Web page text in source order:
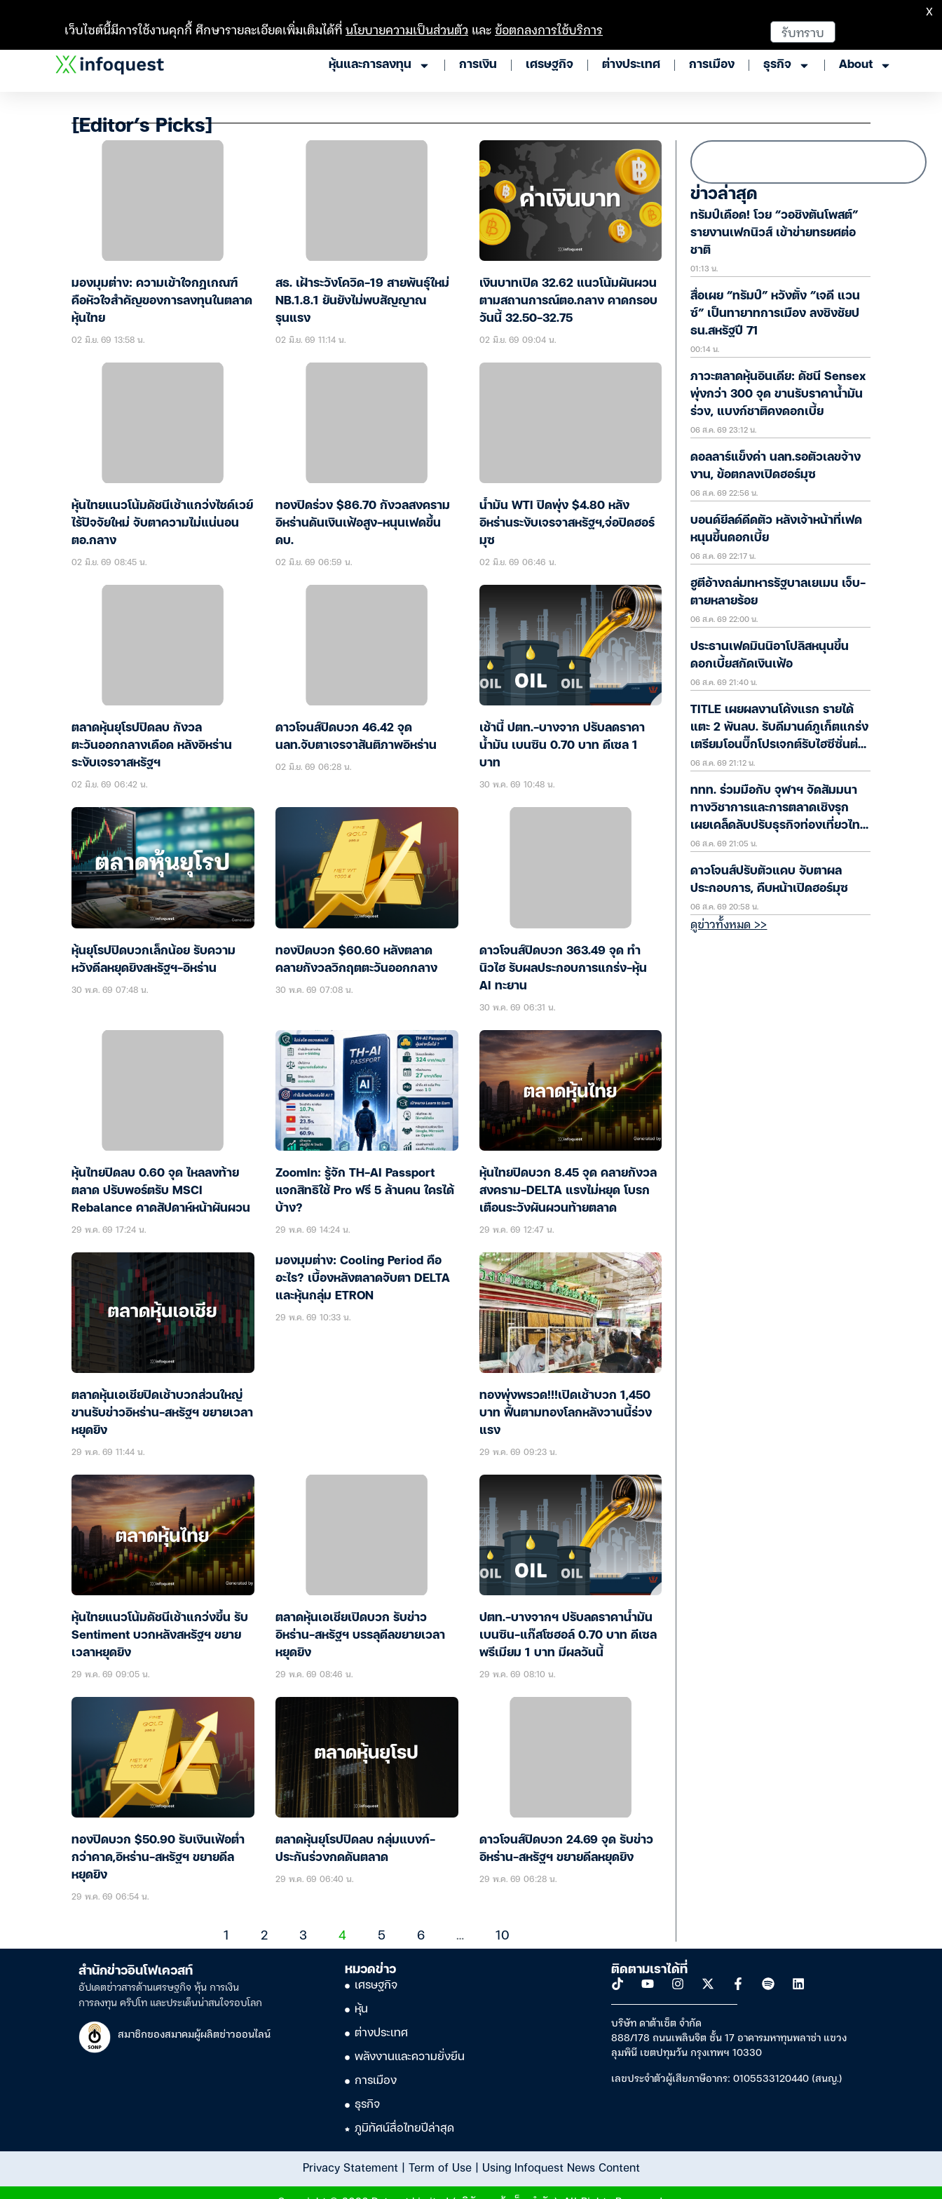
หุ้นและการลงทุน การเงิน เศรษฐกิจ ต่างประเทศ การเมือง ธุรกิจ About
[Editor’s Picks]
มองมุมต่าง: ความเข้าใจกฎเกณฑ์
คือหัวใจสำคัญของการลงทุนในตลาด
หุ้นไทย
02 มิ.ย. 69 13:58 น.
สธ. เฝ้าระวังโควิด-19 สายพันธุ์ใหม่
NB.1.8.1 ยันยังไม่พบสัญญาณ
รุนแรง
02 มิ.ย. 69 11:14 น.
เงินบาทเปิด 32.62 แนวโน้มผันผวน
ตามสถานการณ์ตอ.กลาง คาดกรอบ
วันนี้ 32.50-32.75
02 มิ.ย. 69 09:04 น.
หุ้นไทยแนวโน้มดัชนีเช้าแกว่งไซด์เวย์
ไร้ปัจจัยใหม่ จับตาความไม่แน่นอน
ตอ.กลาง
02 มิ.ย. 69 08:45 น.
ทองปิดร่วง $86.70 กังวลสงคราม
อิหร่านดันเงินเฟ้อสูง-หนุนเฟดขึ้น
ดบ.
02 มิ.ย. 69 06:59 น.
น้ำมัน WTI ปิดพุ่ง $4.80 หลัง
อิหร่านระงับเจรจาสหรัฐฯ,จ่อปิดฮอร์
มุซ
02 มิ.ย. 69 06:46 น.
ตลาดหุ้นยุโรปปิดลบ กังวล
ตะวันออกกลางเดือด หลังอิหร่าน
ระงับเจรจาสหรัฐฯ
02 มิ.ย. 69 06:42 น.
ดาวโจนส์ปิดบวก 46.42 จุด
นลท.จับตาเจรจาสันติภาพอิหร่าน
02 มิ.ย. 69 06:28 น.
เช้านี้ ปตท.-บางจาก ปรับลดราคา
น้ำมัน เบนซิน 0.70 บาท ดีเซล 1
บาท
30 พ.ค. 69 10:48 น.
หุ้นยุโรปปิดบวกเล็กน้อย รับความ
หวังดีลหยุดยิงสหรัฐฯ-อิหร่าน
30 พ.ค. 69 07:48 น.
ทองปิดบวก $60.60 หลังตลาด
คลายกังวลวิกฤตตะวันออกกลาง
30 พ.ค. 69 07:08 น.
ดาวโจนส์ปิดบวก 363.49 จุด ทำ
นิวไฮ รับผลประกอบการแกร่ง-หุ้น
AI ทะยาน
30 พ.ค. 69 06:31 น.
หุ้นไทยปิดลบ 0.60 จุด ไหลลงท้าย
ตลาด ปรับพอร์ตรับ MSCI
Rebalance คาดสัปดาห์หน้าผันผวน
29 พ.ค. 69 17:24 น.
ZoomIn: รู้จัก TH-AI Passport
แจกสิทธิใช้ Pro ฟรี 5 ล้านคน ใครได้
บ้าง?
29 พ.ค. 69 14:24 น.
หุ้นไทยปิดบวก 8.45 จุด คลายกังวล
สงคราม-DELTA แรงไม่หยุด โบรก
เตือนระวังผันผวนท้ายตลาด
29 พ.ค. 69 12:47 น.
ตลาดหุ้นเอเชียปิดเช้าบวกส่วนใหญ่
ขานรับข่าวอิหร่าน-สหรัฐฯ ขยายเวลา
หยุดยิง
29 พ.ค. 69 11:44 น.
มองมุมต่าง: Cooling Period คือ
อะไร? เบื้องหลังตลาดจับตา DELTA
และหุ้นกลุ่ม ETRON
29 พ.ค. 69 10:33 น.
ทองพุ่งพรวด!!!เปิดเช้าบวก 1,450
บาท ฟื้นตามทองโลกหลังวานนี้ร่วง
แรง
29 พ.ค. 69 09:23 น.
หุ้นไทยแนวโน้มดัชนีเช้าแกว่งขึ้น รับ
Sentiment บวกหลังสหรัฐฯ ขยาย
เวลาหยุดยิง
29 พ.ค. 69 09:05 น.
ตลาดหุ้นเอเชียเปิดบวก รับข่าว
อิหร่าน-สหรัฐฯ บรรลุดีลขยายเวลา
หยุดยิง
29 พ.ค. 69 08:46 น.
ปตท.-บางจากฯ ปรับลดราคาน้ำมัน
เบนซิน-แก๊สโซฮอล์ 0.70 บาท ดีเซล
พรีเมียม 1 บาท มีผลวันนี้
29 พ.ค. 69 08:10 น.
ทองปิดบวก $50.90 รับเงินเฟ้อต่ำ
กว่าคาด,อิหร่าน-สหรัฐฯ ขยายดีล
หยุดยิง
29 พ.ค. 69 06:54 น.
ตลาดหุ้นยุโรปปิดลบ กลุ่มแบงก์-
ประกันร่วงกดดันตลาด
29 พ.ค. 69 06:40 น.
ดาวโจนส์ปิดบวก 24.69 จุด รับข่าว
อิหร่าน-สหรัฐฯ ขยายดีลหยุดยิง
29 พ.ค. 69 06:28 น.
1 2 3 4 5 6 … 10
ข่าวล่าสุด
ทรัมป์เดือด! โวย “วอชิงตันโพสต์”
รายงานเฟกนิวส์ เข้าข่ายทรยศต่อ
ชาติ
01:13 น.
สื่อเผย “ทรัมป์” หวังตั้ง “เจดี แวน
ซ์” เป็นทายาทการเมือง ลงชิงชัยป
ธน.สหรัฐปี 71
00:14 น.
ภาวะตลาดหุ้นอินเดีย: ดัชนี Sensex
พุ่งกว่า 300 จุด ขานรับราคาน้ำมัน
ร่วง, แบงก์ชาติคงดอกเบี้ย
06 ส.ค. 69 23:12 น.
ดอลลาร์แข็งค่า นลท.รอตัวเลขจ้าง
งาน, ข้อตกลงเปิดฮอร์มุซ
06 ส.ค. 69 22:56 น.
บอนด์ยีลด์ดีดตัว หลังเจ้าหน้าที่เฟด
หนุนขึ้นดอกเบี้ย
06 ส.ค. 69 22:17 น.
ฮูตีอ้างถล่มทหารรัฐบาลเยเมน เจ็บ-
ตายหลายร้อย
06 ส.ค. 69 22:00 น.
ประธานเฟดมินนิอาโปลิสหนุนขึ้น
ดอกเบี้ยสกัดเงินเฟ้อ
06 ส.ค. 69 21:40 น.
TITLE เผยผลงานโค้งแรก รายได้
แตะ 2 พันลบ. รับดีมานด์ภูเก็ตแกร่ง
เตรียมโอนบิ๊กโปรเจกต์รับไฮซีซั่นต่อ
H2/69
06 ส.ค. 69 21:12 น.
ททท. ร่วมมือกับ จุฬาฯ จัดสัมมนา
ทางวิชาการและการตลาดเชิงรุก
เผยเคล็ดลับปรับธุรกิจท่องเที่ยวไทย
“ขายได้ ขายดี ขายนาน”
06 ส.ค. 69 21:05 น.
ดาวโจนส์ปรับตัวแคบ จับตาผล
ประกอบการ, คืบหน้าเปิดฮอร์มุซ
06 ส.ค. 69 20:58 น.
ดูข่าวทั้งหมด >>
สำนักข่าวอินโฟเควสท์
อัปเดตข่าวสารด้านเศรษฐกิจ หุ้น การเงิน
การลงทุน คริปโท และประเด็นน่าสนใจรอบโลก
สมาชิกของสมาคมผู้ผลิตข่าวออนไลน์
หมวดข่าว
เศรษฐกิจ
หุ้น
ต่างประเทศ
พลังงานและความยั่งยืน
การเมือง
ธุรกิจ
ภูมิทัศน์สื่อไทยปีล่าสุด
ติดตามเราได้ที่
บริษัท ดาต้าเซ็ต จำกัด
888/178 ถนนเพลินจิต ชั้น 17 อาคารมหาทุนพลาซ่า แขวง
ลุมพินี เขตปทุมวัน กรุงเทพฯ 10330
เลขประจำตัวผู้เสียภาษีอากร: 0105533120440 (สนญ.)
Privacy Statement| Term of Use| Using Infoquest News Content
เว็บไซต์นี้มีการใช้งานคุกกี้ ศึกษารายละเอียดเพิ่มเติมได้ที่นโยบายความเป็นส่วนตัว และข้อตกลงการใช้บริการ รับทราบ
X